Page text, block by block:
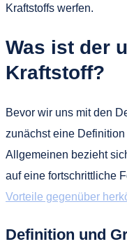
Kraftstoffs werfen.
Was ist der
Kraftstoff?
Bevor wir uns mit den
zunächst eine
Allgemeinen bezieht
auf eine fortschrittliche
Vorteile gegenüber
Definition und